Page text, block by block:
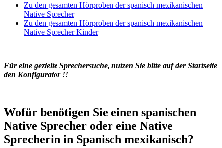
Zu den gesamten Hörproben der spanisch mexikanischen
Native Sprecher
Zu den gesamten Hörproben der spanisch mexikanischen
Native Sprecher Kinder
Für eine gezielte Sprechersuche, nutzen Sie bitte auf der Startseite
den Konfigurator !!
Wofür benötigen Sie einen spanischen
Native Sprecher oder eine Native
Sprecherin in Spanisch mexikanisch?